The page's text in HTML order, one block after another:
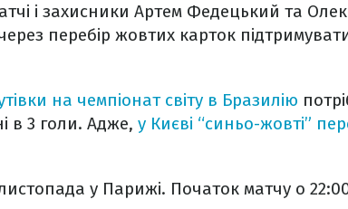
і захисники Артем Федецький та
перебір жовтих карток
на чемпіонат світу в Бразилію
в 3 голи. Адже, у Києві “синьо-жовті”
у Парижі. Початок матчу о